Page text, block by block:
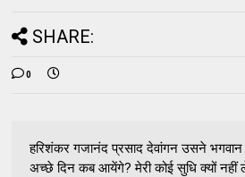
SHARE:
0
हरिशंकर गजानंद प्रसाद देवांगन उसने
अच्छे दिन कब आयेंगे? मेरी कोई सुधि क्यों नहीं